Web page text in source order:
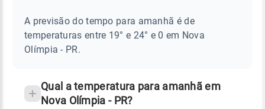
OLÍMPIA
sobre
chuva
A previsão do tempo para amanhã é de
temperaturas entre 19° e 24° e 0 em Nova
Olímpia - PR.
Qual a temperatura para amanhã em
Nova Olímpia - PR?